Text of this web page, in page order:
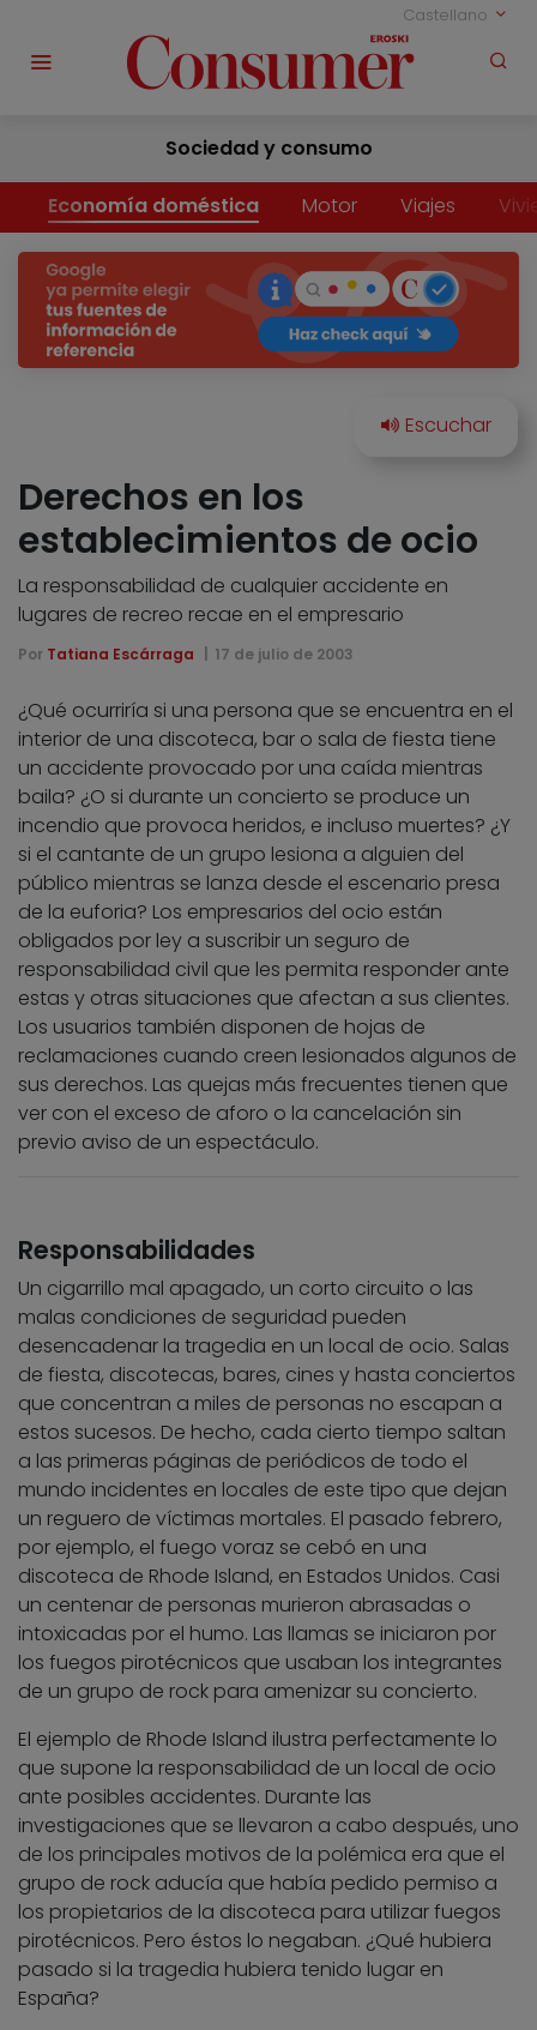
Castellano
Sociedad y consumo
Economía doméstica Motor Viajes
Derechos en los
establecimientos de ocio
La responsabilidad de cualquier accidente en
lugares de recreo recae en el empresario
Por Tatiana Escárraga 17 de julio de 2003
¿Qué ocurriría si una persona que se encuentra en el
interior de una discoteca, bar o sala de fiesta tiene
un accidente provocado por una caída mientras
baila? ¿O si durante un concierto se produce un
incendio que provoca heridos, e incluso muertes? ¿Y
si el cantante de un grupo lesiona a alguien del
público mientras se lanza desde el escenario presa
de la euforia? Los empresarios del ocio están
obligados por ley a suscribir un seguro de
responsabilidad civil que les permita responder ante
estas y otras situaciones que afectan a sus clientes.
Los usuarios también disponen de hojas de
reclamaciones cuando creen lesionados algunos de
sus derechos. Las quejas más frecuentes tienen que
ver con el exceso de aforo o la cancelación sin
previo aviso de un espectáculo.
Responsabilidades
Un cigarrillo mal apagado, un corto circuito o las
malas condiciones de seguridad pueden
desencadenar la tragedia en un local de ocio. Salas
de fiesta, discotecas, bares, cines y hasta conciertos
que concentran a miles de personas no escapan a
estos sucesos. De hecho, cada cierto tiempo saltan
a las primeras páginas de periódicos de todo el
mundo incidentes en locales de este tipo que dejan
un reguero de víctimas mortales. El pasado febrero,
por ejemplo, el fuego voraz se cebó en una
discoteca de Rhode Island, en Estados Unidos. Casi
un centenar de personas murieron abrasadas o
intoxicadas por el humo. Las llamas se iniciaron por
los fuegos pirotécnicos que usaban los integrantes
de un grupo de rock para amenizar su concierto.
El ejemplo de Rhode Island ilustra perfectamente lo
que supone la responsabilidad de un local de ocio
ante posibles accidentes. Durante las
investigaciones que se llevaron a cabo después, uno
de los principales motivos de la polémica era que el
grupo de rock aducía que había pedido permiso a
los propietarios de la discoteca para utilizar fuegos
pirotécnicos. Pero éstos lo negaban. ¿Qué hubiera
pasado si la tragedia hubiera tenido lugar en
España?